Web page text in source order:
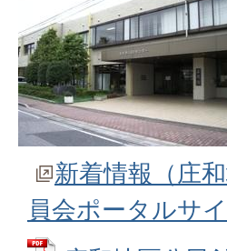
新着情報（庄
員会ポータルサイ